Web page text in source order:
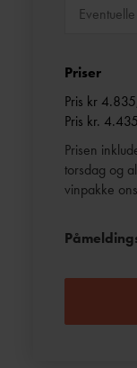
Priser
Pris kr
Pris kr.
Prisen
torsdag og
vinpakke